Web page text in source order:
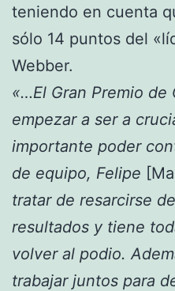
teniendo en cuenta
sólo 14 puntos del
Webber.
«…El Gran Premio de
empezar a ser a
importante poder
de equipo, Felipe
tratar de resarcirse
resultados y tiene
volver al podio.
trabajar juntos para